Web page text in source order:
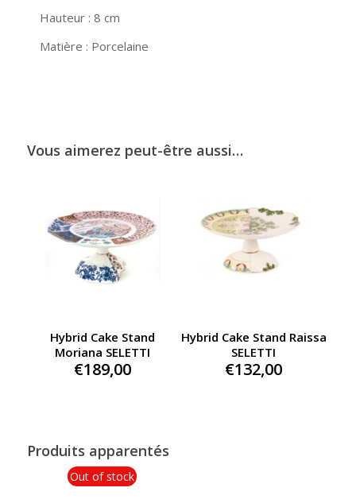
Hauteur : 8 cm
Matière : Porcelaine
Vous aimerez peut-être aussi…
Hybrid Cake Stand
Moriana SELETTI
€189,00
Hybrid Cake Stand Raissa
SELETTI
€132,00
Produits apparentés
Out of stock